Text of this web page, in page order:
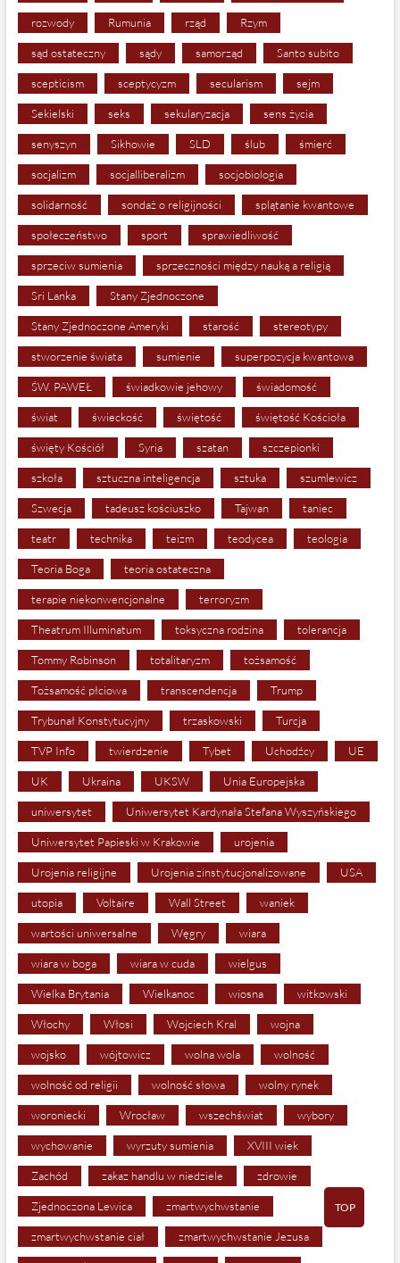
rozwody Rumunia rząd Rzym
sąd ostateczny sądy samorząd Santo subito
scepticism sceptycyzm secularism sejm
Sekielski seks sekularyzacja sens życia
senyszyn Sikhowie SLD ślub śmierć
socjalizm socjalliberalizm socjobiologia
solidarność sondaż o religijności splątanie kwantowe
społeczeństwo sport sprawiedliwość
sprzeciw sumienia sprzeczności między nauką a religią
Sri Lanka Stany Zjednoczone
Stany Zjednoczone Ameryki starość stereotypy
stworzenie świata sumienie superpozycja kwantowa
ŚW. PAWEŁ świadkowie jehowy świadomość
świat świeckość świętość świętość Kościoła
święty Kościół Syria szatan szczepionki
szkoła sztuczna inteligencja sztuka szumlewicz
Szwecja tadeusz kościuszko Tajwan taniec
teatr technika teizm teodycea teologia
Teoria Boga teoria ostateczna
terapie niekonwencjonalne terroryzm
Theatrum Illuminatum toksyczna rodzina tolerancja
Tommy Robinson totalitaryzm tożsamość
Tożsamość płciowa transcendencja Trump
Trybunał Konstytucyjny trzaskowski Turcja
TVP Info twierdzenie Tybet Uchodźcy UE
UK Ukraina UKSW Unia Europejska
uniwersytet Uniwersytet Kardynała Stefana Wyszyńskiego
Uniwersytet Papieski w Krakowie urojenia
Urojenia religijne Urojenia zinstytucjonalizowane USA
utopia Voltaire Wall Street waniek
wartości uniwersalne Węgry wiara
wiara w boga wiara w cuda wielgus
Wielka Brytania Wielkanoc wiosna witkowski
Włochy Włosi Wojciech Kral wojna
wojsko wójtowicz wolna wola wolność
wolność od religii wolność słowa wolny rynek
woroniecki Wrocław wszechświat wybory
wychowanie wyrzuty sumienia XVIII wiek
Zachód zakaz handlu w niedziele zdrowie
Zjednoczona Lewica zmartwychwstanie
zmartwychwstanie ciał zmartwychwstanie Jezusa
TOP